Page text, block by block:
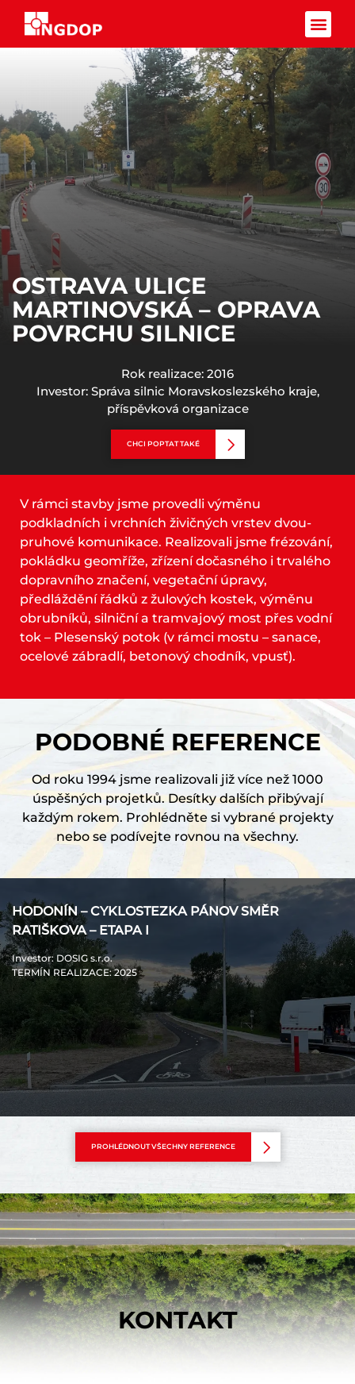
Rok realizace: 2016
Investor: Správa silnic Moravskoslezského kraje,
příspěvková organizace
OSTRAVA ULICE
MARTINOVSKÁ – OPRAVA
POVRCHU SILNICE
CHCI POPTAT TAKÉ
V rámci stavby jsme provedli výměnu
podkladních i vrchních živičných vrstev dvou-
pruhové komunikace. Realizovali jsme frézování,
pokládku geomříže, zřízení dočasného i trvalého
dopravního značení, vegetační úpravy,
předláždění řádků z žulových kostek, výměnu
obrubníků, silniční a tramvajový most přes vodní
tok – Plesenský potok (v rámci mostu – sanace,
ocelové zábradlí, betonový chodník, vpusť).
PODOBNÉ REFERENCE
Od roku 1994 jsme realizovali již více než 1000
úspěšných projetků. Desítky dalších přibývají
každým rokem. Prohlédněte si vybrané projekty
nebo se podívejte rovnou na všechny.
HODONÍN – CYKLOSTEZKA PÁNOV SMĚR
RATIŠKOVA – ETAPA I
Investor: DOSIG s.r.o.
TERMÍN REALIZACE: 2025
PROHLÉDNOUT VŠECHNY REFERENCE
KONTAKT